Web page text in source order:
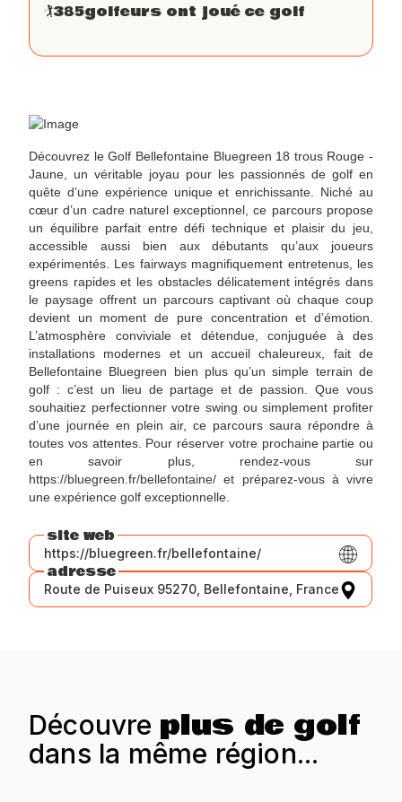
🏌385golfeurs ont joué ce golf
Découvrez le Golf Bellefontaine Bluegreen 18 trous Rouge -
Jaune, un véritable joyau pour les passionnés de golf en
quête d’une expérience unique et enrichissante. Niché au
cœur d’un cadre naturel exceptionnel, ce parcours propose
un équilibre parfait entre défi technique et plaisir du jeu,
accessible aussi bien aux débutants qu’aux joueurs
expérimentés. Les fairways magnifiquement entretenus, les
greens rapides et les obstacles délicatement intégrés dans
le paysage offrent un parcours captivant où chaque coup
devient un moment de pure concentration et d’émotion.
L’atmosphère conviviale et détendue, conjuguée à des
installations modernes et un accueil chaleureux, fait de
Bellefontaine Bluegreen bien plus qu’un simple terrain de
golf : c’est un lieu de partage et de passion. Que vous
souhaitiez perfectionner votre swing ou simplement profiter
d’une journée en plein air, ce parcours saura répondre à
toutes vos attentes. Pour réserver votre prochaine partie ou
en savoir plus, rendez-vous sur
https://bluegreen.fr/bellefontaine/ et préparez-vous à vivre
une expérience golf exceptionnelle.
site web
https://bluegreen.fr/bellefontaine/
adresse
Route de Puiseux 95270, Bellefontaine, France
Découvre plus de golf
dans la même région...